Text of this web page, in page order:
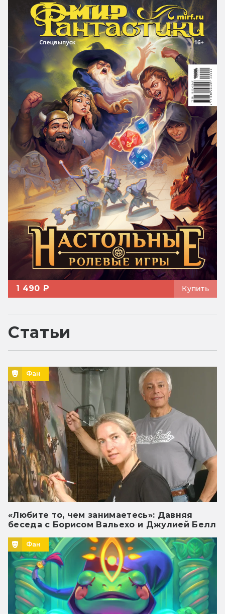
1 490 ₽ Купить
Статьи
Фан
«Любите то, чем занимаетесь»: Давняя
беседа с Борисом Вальехо и Джулией Белл
Фан